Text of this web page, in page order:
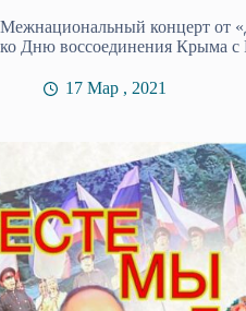
Межнациональный концерт от
ко Дню воссоединения Крыма с
17 Мар , 2021